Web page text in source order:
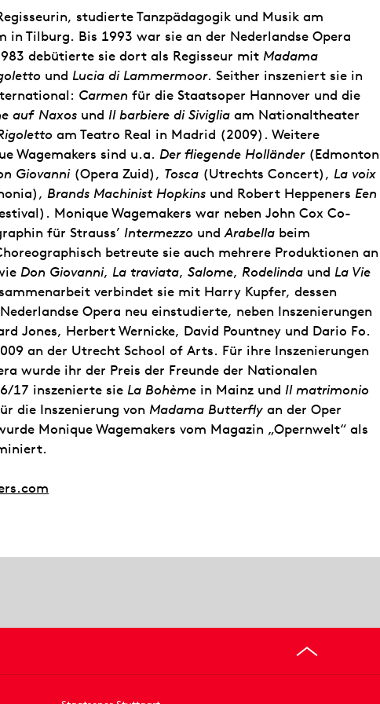
studierte Tanzpädagogik und Musik am
in Tilburg. Bis 1993 war sie an der Nederlandse Opera
debütierte sie dort als Regisseur mit Madama
und Lucia di Lammermoor. Seither inszeniert sie in
Carmen für die Staatsoper Hannover und die
auf Naxos und Il barbiere di Siviglia am Nationaltheater
am Teatro Real in Madrid (2009). Weitere
Wagemakers sind u.a. Der fliegende Holländer(Edmonton
Giovanni(Opera Zuid), Tosca (Utrechts Concert), La voix
Brands Machinist Hopkins und Robert Heppeners Een
Monique Wagemakers war neben John Cox Co-
für Strauss’ Intermezzo undArabella beim
betreute sie auch mehrere Produktionen an
Don Giovanni, La traviata, Salome, Rodelinda und La Vie
verbindet sie mit Harry Kupfer, dessen
Opera neu einstudierte, neben Inszenierungen
Jones, Herbert Wernicke, David Pountney und Dario Fo.
an der Utrecht School of Arts. Für ihre Inszenierungen
wurde ihr der Preis der Freunde der Nationalen
17 inszenierte sie La Bohème in Mainz und Il matrimonio
die Inszenierung von Madama Butterfly an der Oper
Monique Wagemakers vom Magazin „Opernwelt“ als